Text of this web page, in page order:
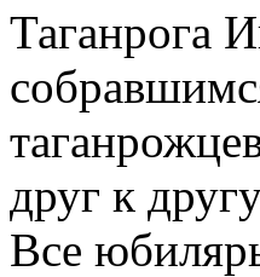
Таганрога
друг к
Все